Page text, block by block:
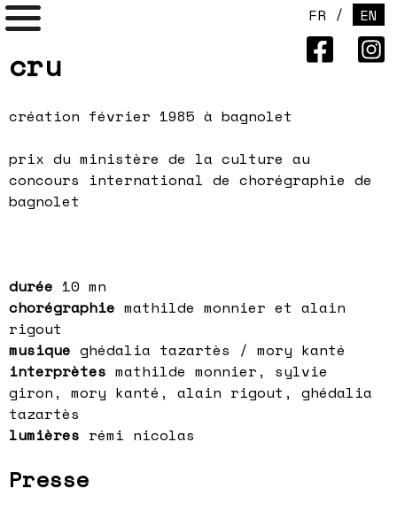
FR / EN
cru
création février 1985 à bagnolet
prix du ministère de la culture au
concours international de chorégraphie de
bagnolet
durée 10 mn
chorégraphie mathilde monnier et alain
rigout
musique ghédalia tazartès / mory kanté
interprètes mathilde monnier, sylvie
giron, mory kanté, alain rigout, ghédalia
tazartès
lumières rémi nicolas
Presse